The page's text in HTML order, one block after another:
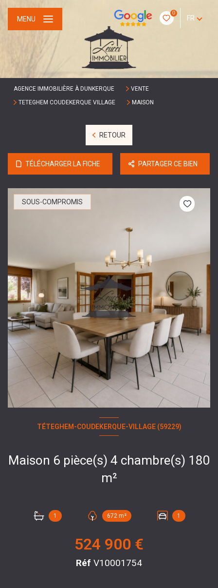
0
FR
MENU
AGENCE IMMOBILIÈRE À DUNKERQUE
VENTE
TETEGHEM COUDEKERQUE VILLAGE
MAISON
RETOUR
TÉLÉCHARGER LA FICHE PARTAGER CE BIEN
SOUS-COMPROMIS
TÉTEGHEM-COUDEKERQUE-VILLAGE (59229)
Maison 6 pièce(s) 4 chambre(s) 180
m²
1 672 m² 1
524 900 €
Réf V10001754